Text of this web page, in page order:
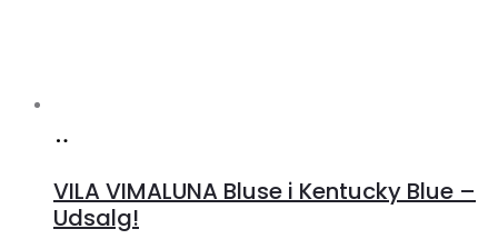
Klædeskabet.dk
VILA VIMALUNA Bluse i Kentucky Blue –
Udsalg!